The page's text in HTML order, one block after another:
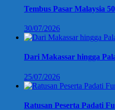
Tembus Pasar Malaysia
30/07/2026
Dari Makassar hingga
25/07/2026
Ratusan Peserta Padati